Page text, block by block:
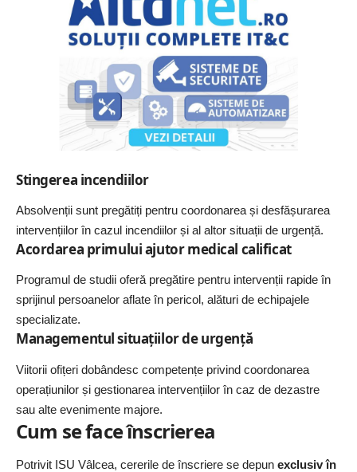
Stingerea incendiilor
Absolvenții sunt pregătiți pentru coordonarea și desfășurarea
intervențiilor în cazul incendiilor și al altor situații de urgență.
Acordarea primului ajutor medical calificat
Programul de studii oferă pregătire pentru intervenții rapide în
sprijinul persoanelor aflate în pericol, alături de echipajele
specializate.
Managementul situațiilor de urgență
Viitorii ofițeri dobândesc competențe privind coordonarea
operațiunilor și gestionarea intervențiilor în caz de dezastre
sau alte evenimente majore.
Cum se face înscrierea
Potrivit ISU Vâlcea, cererile de înscriere se depun exclusiv în